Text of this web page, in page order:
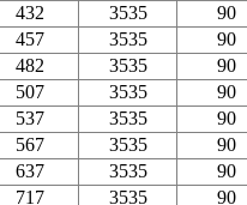
432 3535 90
457 3535 90
482 3535 90
507 3535 90
537 3535 90
567 3535 90
637 3535 90
717 3535 90